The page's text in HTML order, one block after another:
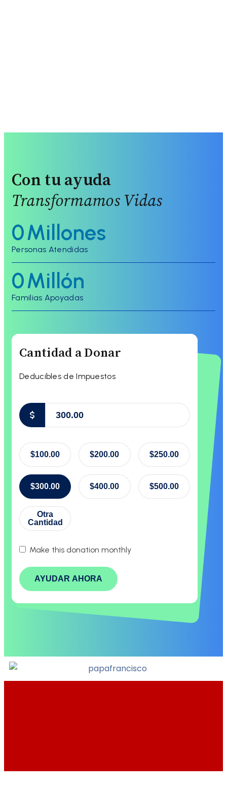
Con tu ayuda
Transformamos Vidas
0Millones
Personas Atendidas
0Millón
Familias Apoyadas
Cantidad a Donar
Deducibles de Impuestos
$
$100.00 $200.00 $250.00
$300.00 $400.00 $500.00
Otra
Cantidad
Make this donation monthly
AYUDAR AHORA